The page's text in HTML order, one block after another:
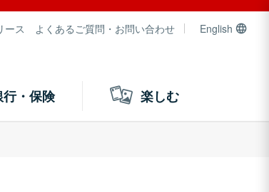
ース よくあるご質問・お問い合わせ English
行・保険 楽しむ